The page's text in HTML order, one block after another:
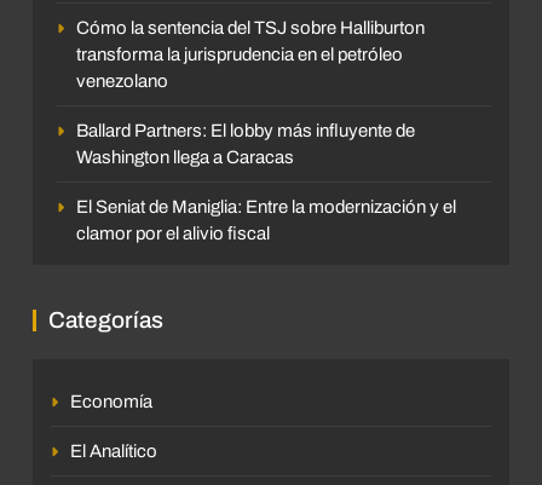
Cómo la sentencia del TSJ sobre Halliburton
transforma la jurisprudencia en el petróleo
venezolano
Ballard Partners: El lobby más influyente de
Washington llega a Caracas
El Seniat de Maniglia: Entre la modernización y el
clamor por el alivio fiscal
Categorías
Economía
El Analítico